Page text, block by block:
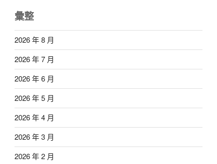
彙整
2026 年 8 月
2026 年 7 月
2026 年 6 月
2026 年 5 月
2026 年 4 月
2026 年 3 月
2026 年 2 月